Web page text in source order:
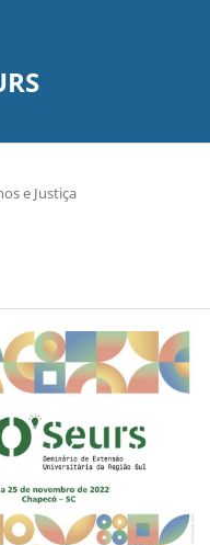
e Justiça